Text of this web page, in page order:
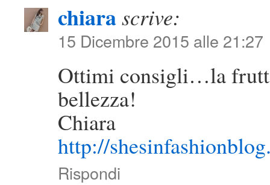
chiarascrive:
15 Dicembre 2015 alle 21:27
Ottimi consigli…la
bellezza!
Chiara
http://
Rispondi